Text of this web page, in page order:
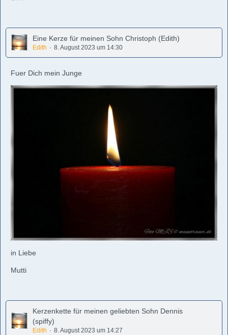
Eine Kerze für meinen Sohn Christoph (Edith)
Edith 8. August 2023 um 14:30
Fuer Dich mein Junge
in Liebe
Mutti
Kerzenkette für meinen geliebten Sohn Dennis
(spiffy)
Edith 8. August 2023 um 14:27